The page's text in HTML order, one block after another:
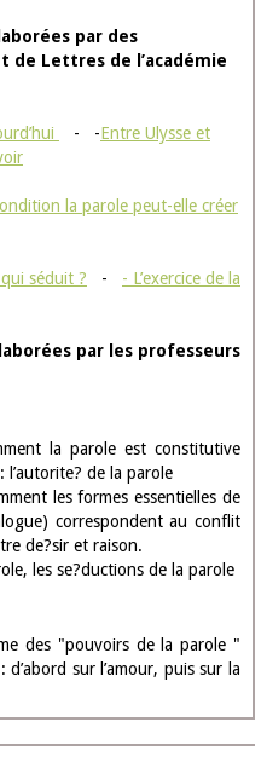
par des
de Lettres de l’académie
- -Entre Ulysse et
la parole peut-elle créer
séduit ? - - L’exercice de la
par les professeurs
la parole est constitutive
l’autorite? de la parole
les formes essentielles de
correspondent au conflit
de?sir et raison.
les se?ductions de la parole
des "pouvoirs de la parole "
sur l’amour, puis sur la